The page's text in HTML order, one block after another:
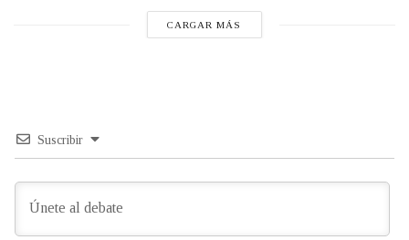
CARGAR MÁS
Suscribir